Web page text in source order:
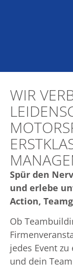
WIR
Spür den
und erlebe
Action,
Ob
jedes Event
und dein